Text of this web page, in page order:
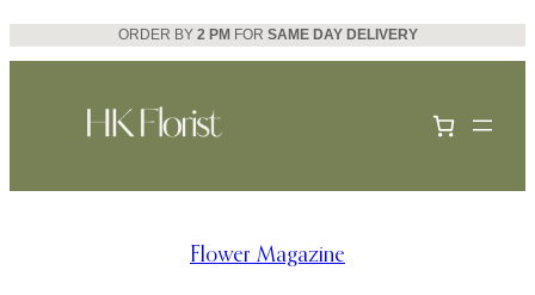
Skip
to
ORDER BY 2 PM FOR SAME DAY DELIVERY
Flower Magazine